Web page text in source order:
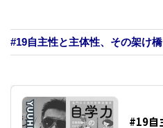
#19自主性と主体性、その架け橋